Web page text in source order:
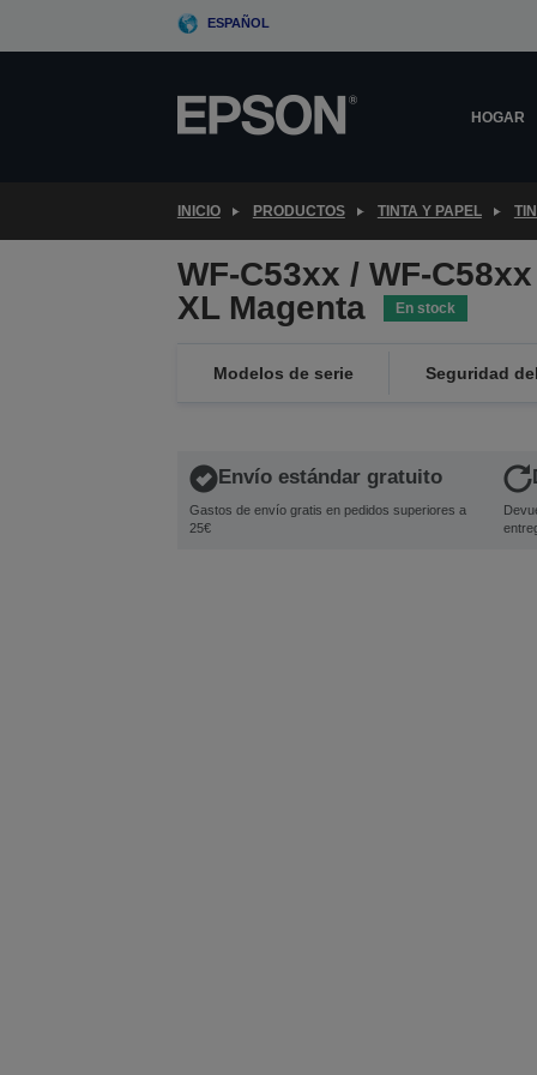
ESPAÑOL
HOGAR
INICIO PRODUCTOS TINTA Y PAPEL
WF-C53xx / WF-
XL Magenta
En stock
Modelos de serie Seguridad
Envío estándar gratuito
Gastos de envío gratis en pedidos superiores a
25€